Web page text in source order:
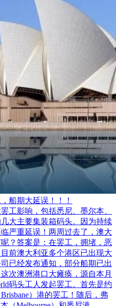
船期大延误！！！
工影响，包括悉尼、墨尔本、
大主要集装箱码头。因为持续
严重延误！两周过去了，澳大
？答案是：在罢工，拥堵，恶
前澳大利亚多个港区已出现大
已经发布通知，部分船期已出
次澳洲港口大瘫痪，源自本月
码头工人发起罢工。首先是约
）港的罢工！随后，弗